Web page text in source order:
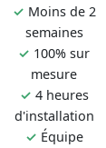
✓ Moins de 2
semaines
✓ 100% sur
mesure
✓ 4 heures
d'installation
✓ Équipe